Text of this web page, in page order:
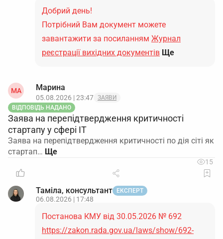
Добрий день!
Потрібний Вам документ можете
завантажити за посиланням Журнал
реєстрації вихідних документів Ще
МА Марина
05.08.2026 | 23:47 ЗАЯВИ
ВІДПОВІДЬ НАДАНО
Заява на перепідтвердження критичності
стартапу у сфері ІТ
Заява на перепідтвердження критичності по дія сіті як
стартап…
15
Таміла, консультант ЕКСПЕРТ
06.08.2026 | 17:48
Постанова КМУ від 30.05.2026 № 692
https://zakon.rada.gov.ua/laws/show/692-